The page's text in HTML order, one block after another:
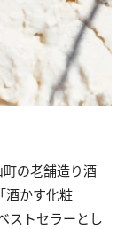
の老舗造り酒
酒かす化粧
ストセラーとし